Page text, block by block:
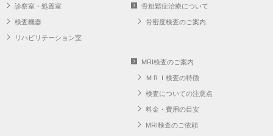
診察室・処置室
検査機器
リハビリテーション室
骨粗鬆症治療について
骨密度検査のご案内
MRI検査のご案内
ＭＲＩ検査の特徴
検査についての注意点
料金・費用の目安
MRI検査のご依頼